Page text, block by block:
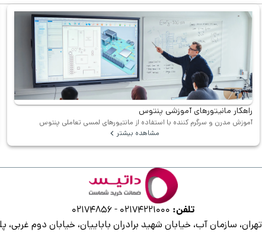
راهکار مانیتورهای آموزشی پنتوس
آموزش مدرن و سرگرم کننده با استفاده از مانتیورهای لمسی تعاملی پنتوس
مشاهده بیشتر
تلفن: 02174221000
-
02174856
تهران، سازمان آب، خیابان شهید برادران باباییان، خیابان دوم غربی،